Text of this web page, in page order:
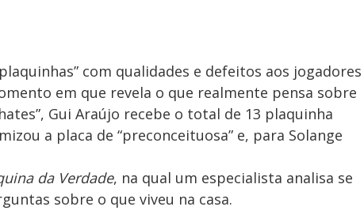
com qualidades e defeitos aos jogadores
em que revela o que realmente pensa sobre
Gui Araújo recebe o total de 13 plaquinha
a placa de “preconceituosa” e, para Solange
da Verdade, na qual um especialista analisa se
sobre o que viveu na casa.